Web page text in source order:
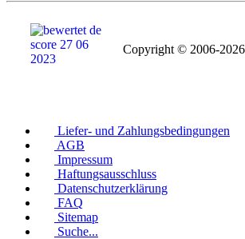
Copyright © 2006-
Liefer- und Zahlungsbedingungen
AGB
Impressum
Haftungsausschluss
Datenschutzerklärung
FAQ
Sitemap
Suche...